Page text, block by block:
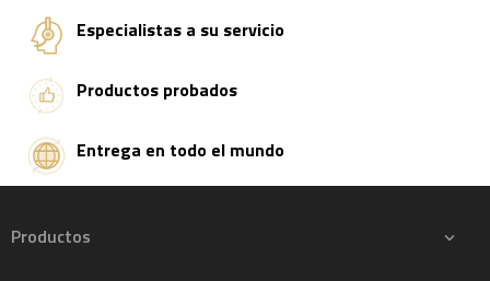
Especialistas a su servicio
Productos probados
Entrega en todo el mundo
Productos 